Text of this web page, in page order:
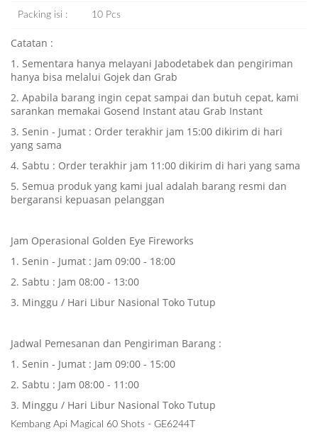
Packing isi : 10 Pcs
Catatan :
1. Sementara hanya melayani Jabodetabek dan pengiriman
hanya bisa melalui Gojek dan Grab
2. Apabila barang ingin cepat sampai dan butuh cepat, kami
sarankan memakai Gosend Instant atau Grab Instant
3. Senin - Jumat : Order terakhir jam 15:00 dikirim di hari
yang sama
4. Sabtu : Order terakhir jam 11:00 dikirim di hari yang sama
5. Semua produk yang kami jual adalah barang resmi dan
bergaransi kepuasan pelanggan
Jam Operasional Golden Eye Fireworks
1. Senin - Jumat : Jam 09:00 - 18:00
2. Sabtu : Jam 08:00 - 13:00
3. Minggu / Hari Libur Nasional Toko Tutup
Jadwal Pemesanan dan Pengiriman Barang :
1. Senin - Jumat : Jam 09:00 - 15:00
2. Sabtu : Jam 08:00 - 11:00
3. Minggu / Hari Libur Nasional Toko Tutup
Kembang Api Magical 60 Shots - GE6244T